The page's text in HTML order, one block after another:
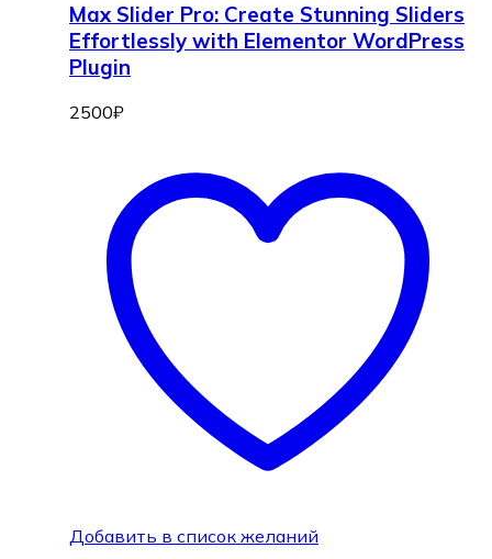
Max Slider Pro: Create Stunning Sliders
Effortlessly with Elementor WordPress
Plugin
2500₽
Добавить в список желаний